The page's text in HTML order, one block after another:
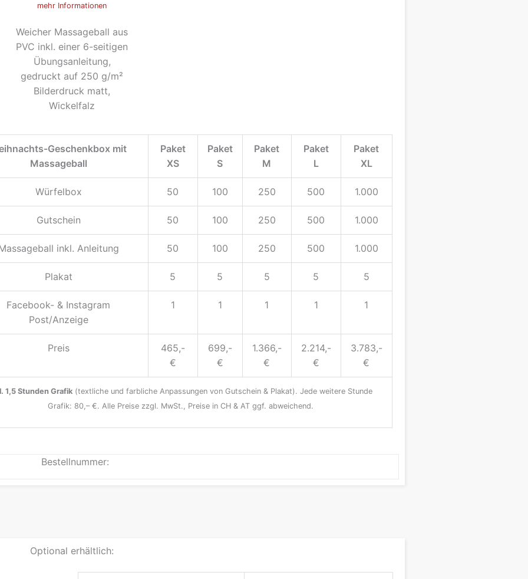
mehr Informationen
Weicher Massageball aus
PVC inkl. einer 6-seitigen
Übungsanleitung,
gedruckt auf 250 g/m²
Bilderdruck matt,
Wickelfalz
Geschenkbox mit
Massageball
Paket
XS
Paket
S
Paket
M
Paket
L
Paket
XL
Würfelbox 50 100 250 500 1.000
Gutschein 50 100 250 500 1.000
inkl. Anleitung 50 100 250 500 1.000
Plakat 5 5 5 5 5
Facebook- & Instagram
Post/Anzeige
1 1 1 1 1
Preis
465,-
€
699,-
€
1.366,-
€
2.214,-
€
3.783,-
€
1,5 Stunden Grafik (textliche und farbliche Anpassungen von Gutschein & Plakat). Jede weitere Stunde
Grafik: 80,– €. Alle Preise zzgl. MwSt., Preise in CH & AT ggf. abweichend.
Bestellnummer:
Optional erhältlich: